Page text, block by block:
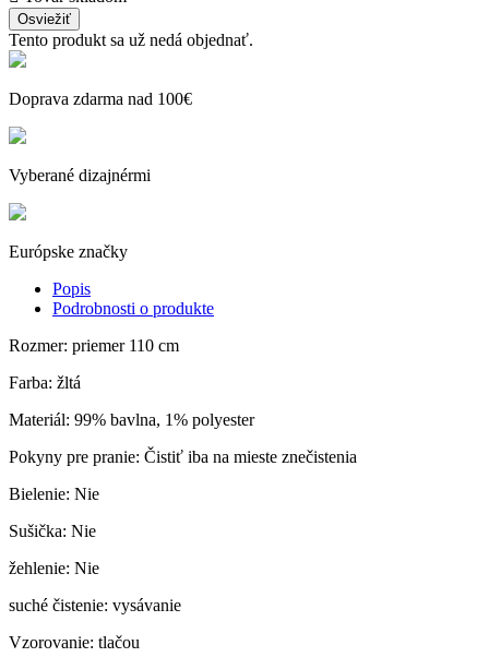
Tento produkt sa už nedá objednať.
Doprava zdarma nad 100€
Vyberané dizajnérmi
Európske značky
Popis
Podrobnosti o produkte
Rozmer: priemer 110 cm
Farba: žltá
Materiál: 99% bavlna, 1% polyester
Pokyny pre pranie: Čistiť iba na mieste znečistenia
Bielenie: Nie
Sušička: Nie
žehlenie: Nie
suché čistenie: vysávanie
Vzorovanie: tlačou